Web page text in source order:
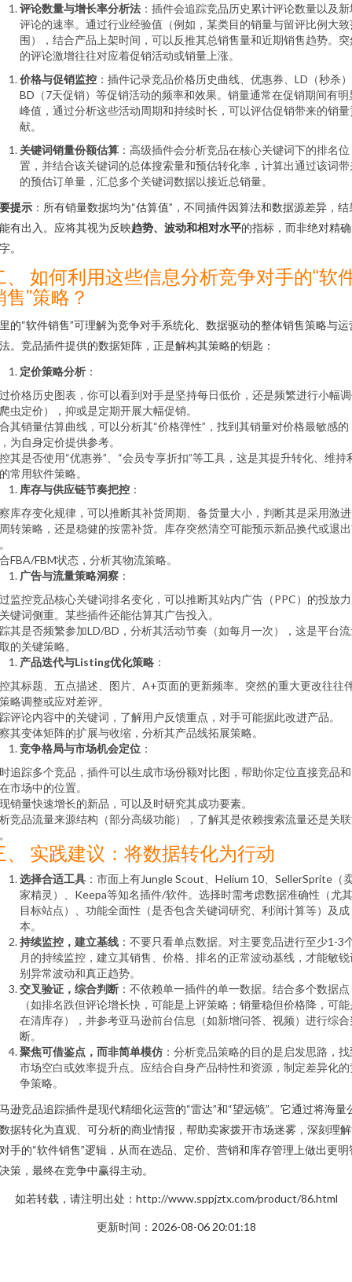
评论数量与增长率分析法 ：插件会追踪竞品历史累计评论数量以及
评论的速率。通过行业经验值（例如，某类目的销量与留评比例大致
围），结合产品上架时间，可以反推其总销售量和近期销售趋势。突
的评论激增往往对应着促销活动或销量上涨。
价格与促销监控 ：插件记录竞品价格历史曲线、优惠券、LD（秒杀
BD（7天促销）等促销活动的频率和效果。销量通常在促销期间有明
峰值，通过分析这些活动周期和持续时长，可以评估促销带来的销量
献。
关键词销量份额估算 ：高级插件会分析竞品在核心关键词下的排名位
置，并结合该关键词的总体搜索量和预估转化率，计算出通过该词带
的预估订单量，汇总多个关键词数据以接近总销量。
提示 ：所有销量数据均为“估算值”，不同插件因算法和数据源差异，结
有出入。应将其视为反映趋势、波动和相对水平的指标，而非绝对精
。
、 如何利用这些信息分析竞争对手的“软
售”策略？
的“软件销售”可理解为竞争对手系统化、数据驱动的整体销售策略与运
。竞品插件提供的数据矩阵，正是解构其策略的钥匙：
定价策略分析 ：
价格历史图表，你可以看到对手是坚持每日低价，还是频繁进行小幅
虫定价），抑或是定期开展大幅促销。
其销量估算曲线，可以分析其“价格弹性”，找到其销量对价格最敏感的
为自身定价提供参考。
其是否使用“优惠券”、“会员专享折扣”等工具，这是其提升转化、维持
常用软件策略。
库存与供应链节奏把控 ：
库存变化规律，可以推断其补货周期、备货量大小，判断其是采用激
转策略，还是稳健的按需补货。库存突然清空可能预示新品换代或退
FBA/FBM状态，分析其物流策略。
广告与流量策略洞察 ：
监控竞品核心关键词排名变化，可以推断其站内广告（PPC）的投放
键词侧重。某些插件还能估算其广告投入。
其是否频繁参加LD/BD，分析其活动节奏（如每月一次），这是平台
的关键策略。
产品迭代与Listing优化策略 ：
其标题、五点描述、图片、A+页面的更新频率。突然的重大更改往往
略调整或应对差评。
评论内容中的关键词，了解用户反馈重点，对手可能据此改进产品。
其变体矩阵的扩展与收缩，分析其产品线拓展策略。
竞争格局与市场机会定位 ：
追踪多个竞品，插件可以生成市场份额对比图，帮助你定位直接竞品
市场中的位置。
销量快速增长的新品，可以及时研究其成功要素。
竞品流量来源结构（部分高级功能），了解其是依赖搜索流量还是关
、 实践建议：将数据转化为行动
选择合适工具 ：市面上有Jungle Scout、Helium 10、SellerSprite（
家精灵）、Keepa等知名插件/软件。选择时需考虑数据准确性（尤
目标站点）、功能全面性（是否包含关键词研究、利润计算等）及成
本。
持续监控，建立基线 ：不要只看单点数据。对主要竞品进行至少1-3
月的持续监控，建立其销售、价格、排名的正常波动基线，才能敏锐
别异常波动和真正趋势。
交叉验证，综合判断 ：不依赖单一插件的单一数据。结合多个数据点
（如排名跌但评论增长快，可能是上评策略；销量稳但价格降，可
在清库存），并参考亚马逊前台信息（如新增问答、视频）进行综合
断。
聚焦可借鉴点，而非简单模仿 ：分析竞品策略的目的是启发思路，
市场空白或效率提升点。应结合自身产品特性和资源，制定差异化的
争策略。
逊竞品追踪插件是现代精细化运营的“雷达”和“望远镜”。它通过将海量
据转化为直观、可分析的商业情报，帮助卖家拨开市场迷雾，深刻理
手的“软件销售”逻辑，从而在选品、定价、营销和库存管理上做出更明
策，最终在竞争中赢得主动。
如若转载，请注明出处：http://www.sppjztx.com/product/86.html
更新时间：2026-08-06 20:01:18